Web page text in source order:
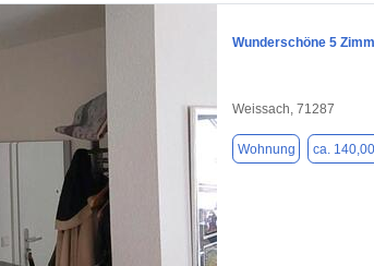
Wunderschöne 5
Weissach, 71287
Wohnung ca.